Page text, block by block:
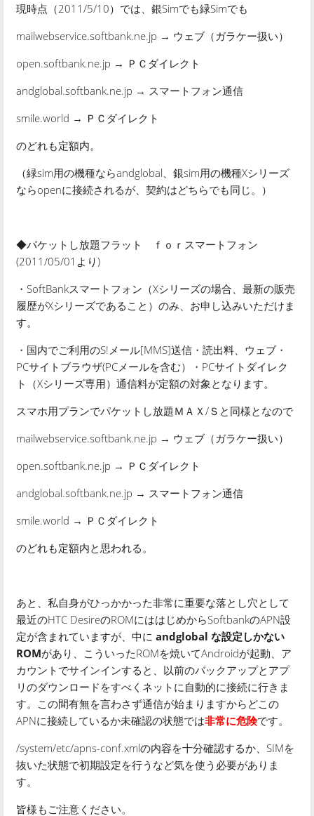
現時点（2011/5/10）では、銀Simでも緑Simでも
mailwebservice.softbank.ne.jp → ウェブ（ガラケー扱い）
open.softbank.ne.jp → ＰＣダイレクト
andglobal.softbank.ne.jp → スマートフォン通信
smile.world → ＰＣダイレクト
のどれも定額内。
（緑sim用の機種ならandglobal、銀sim用の機種Xシリーズ
ならopenに接続されるが、契約はどちらでも同じ。）
◆パケットし放題フラット ｆｏｒスマートフォン
(2011/05/01より)
・SoftBankスマートフォン（Xシリーズの場合、最新の販売
履歴がXシリーズであること）のみ、お申し込みいただけま
す。
・国内でご利用のS!メール[MMS]送信・読出料、ウェブ・
PCサイトブラウザ(PCメールを含む）・PCサイトダイレク
ト（Xシリーズ専用）通信料が定額の対象となります。
スマホ用プランでパケットし放題ＭＡＸ/Ｓと同様となので
mailwebservice.softbank.ne.jp → ウェブ（ガラケー扱い）
open.softbank.ne.jp → ＰＣダイレクト
andglobal.softbank.ne.jp → スマートフォン通信
smile.world → ＰＣダイレクト
のどれも定額内と思われる。
あと、私自身がひっかかった非常に重要な落とし穴として
最近のHTC DesireのROMにははじめからSoftbankのAPN設
定が含まれていますが、中にandglobal な設定しかない
ROMがあり、こういったROMを焼いてAndroidが起動、ア
カウントでサインインすると、以前のバックアップとアプ
リのダウンロードをすべくネットに自動的に接続に行きま
す。この間有無を言わさず通信が始まりますからどこの
APNに接続しているか未確認の状態では非常に危険です。
/system/etc/apns-conf.xmlの内容を十分確認するか、SIMを
抜いた状態で初期設定を行うなど気を使う必要がありま
す。
皆様もご注意ください。